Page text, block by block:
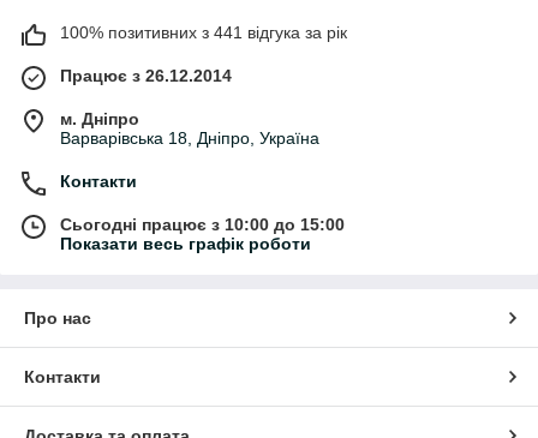
100% позитивних з 441 відгука за рік
Працює з 26.12.2014
м. Дніпро
Варварівська 18, Дніпро, Україна
Контакти
Сьогодні працює з 10:00 до 15:00
Показати весь графік роботи
Про нас
Контакти